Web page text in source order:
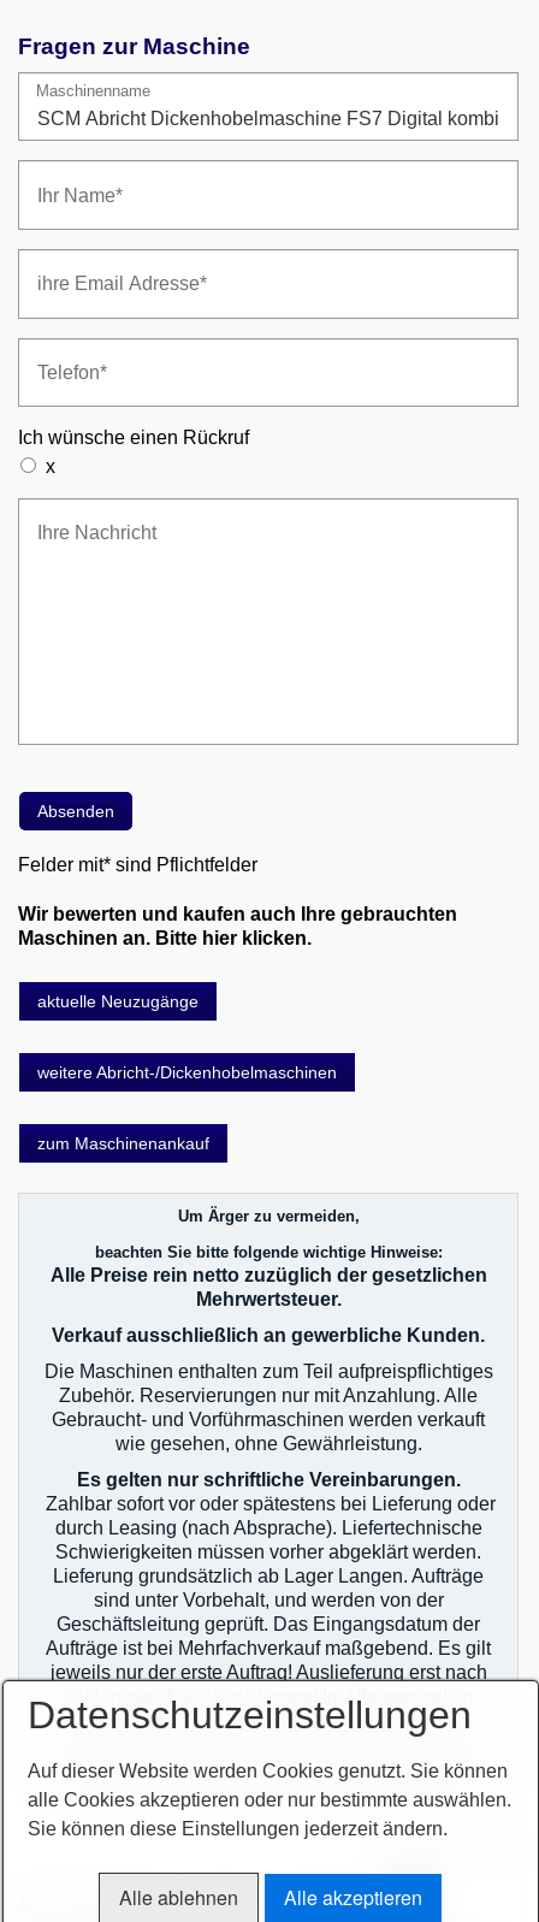
Fragen zur Maschine
Maschinenname
Ich wünsche einen Rückruf
x
Felder mit* sind Pflichtfelder
Wir bewerten und kaufen auch Ihre gebrauchten
Maschinen an. Bitte hier klicken.
aktuelle Neuzugänge
weitere Abricht-/Dickenhobelmaschinen
zum Maschinenankauf
Um Ärger zu vermeiden,
beachten Sie bitte folgende wichtige Hinweise:
Alle Preise rein netto zuzüglich der gesetzlichen
Mehrwertsteuer.
Verkauf ausschließlich an gewerbliche Kunden.
Die Maschinen enthalten zum Teil aufpreispflichtiges
Zubehör. Reservierungen nur mit Anzahlung. Alle
Gebraucht- und Vorführmaschinen werden verkauft
wie gesehen, ohne Gewährleistung.
Es gelten nur schriftliche Vereinbarungen.
Zahlbar sofort vor oder spätestens bei Lieferung oder
durch Leasing (nach Absprache). Liefertechnische
Schwierigkeiten müssen vorher abgeklärt werden.
Lieferung grundsätzlich ab Lager Langen. Aufträge
sind unter Vorbehalt, und werden von der
Geschäftsleitung geprüft. Das Eingangsdatum der
Aufträge ist bei Mehrfachverkauf maßgebend. Es gilt
jeweils nur der erste Auftrag! Auslieferung erst nach
zahlungstechnischer Klärung! Im Übrigen gelten
unsere allgemeinen Geschäftsbedingungen.
Netz oder auf unseren Auftragsbestätigungen.
zur Termin-
Bitte beachten! Impressum
Sitemap intern
Datenschutzeinstellungen
Auf dieser Website werden Cookies genutzt. Sie können
alle Cookies akzeptieren oder nur bestimmte auswählen.
Sie können diese Einstellungen jederzeit ändern.
Alle ablehnen Alle akzeptieren